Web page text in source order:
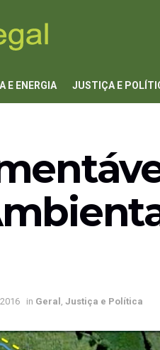
E ENERGIA JUSTIÇA E
in Geral , Justiça e Política